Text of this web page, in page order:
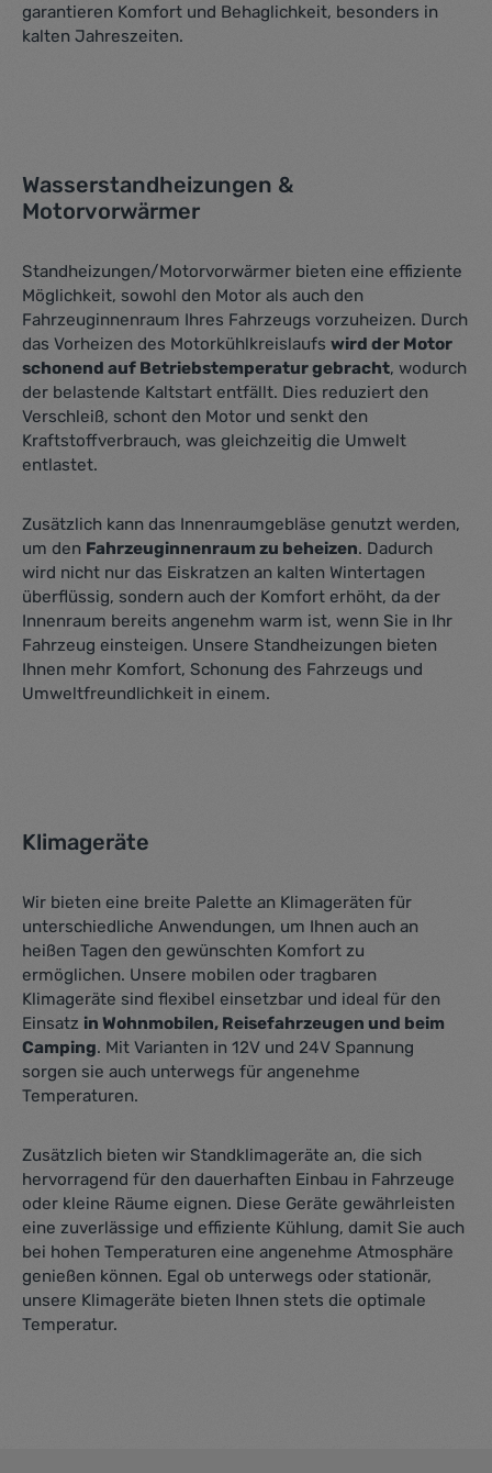
garantieren Komfort und Behaglichkeit, besonders in
kalten Jahreszeiten.
Wasserstandheizungen &
Motorvorwärmer
Standheizungen/Motorvorwärmer bieten eine effiziente
Möglichkeit, sowohl den Motor als auch den
Fahrzeuginnenraum Ihres Fahrzeugs vorzuheizen. Durch
das Vorheizen des Motorkühlkreislaufs wird der Motor
schonend auf Betriebstemperatur gebracht, wodurch
der belastende Kaltstart entfällt. Dies reduziert den
Verschleiß, schont den Motor und senkt den
Kraftstoffverbrauch, was gleichzeitig die Umwelt
entlastet.
Zusätzlich kann das Innenraumgebläse genutzt werden,
um den Fahrzeuginnenraum zu beheizen. Dadurch
wird nicht nur das Eiskratzen an kalten Wintertagen
überflüssig, sondern auch der Komfort erhöht, da der
Innenraum bereits angenehm warm ist, wenn Sie in Ihr
Fahrzeug einsteigen. Unsere Standheizungen bieten
Ihnen mehr Komfort, Schonung des Fahrzeugs und
Umweltfreundlichkeit in einem.
Klimageräte
Wir bieten eine breite Palette an Klimageräten für
unterschiedliche Anwendungen, um Ihnen auch an
heißen Tagen den gewünschten Komfort zu
ermöglichen. Unsere mobilen oder tragbaren
Klimageräte sind flexibel einsetzbar und ideal für den
Einsatz in Wohnmobilen, Reisefahrzeugen und beim
Camping. Mit Varianten in 12V und 24V Spannung
sorgen sie auch unterwegs für angenehme
Temperaturen.
Zusätzlich bieten wir Standklimageräte an, die sich
hervorragend für den dauerhaften Einbau in Fahrzeuge
oder kleine Räume eignen. Diese Geräte gewährleisten
eine zuverlässige und effiziente Kühlung, damit Sie auch
bei hohen Temperaturen eine angenehme Atmosphäre
genießen können. Egal ob unterwegs oder stationär,
unsere Klimageräte bieten Ihnen stets die optimale
Temperatur.